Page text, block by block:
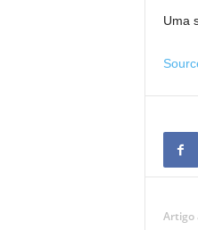
Uma
Artigo